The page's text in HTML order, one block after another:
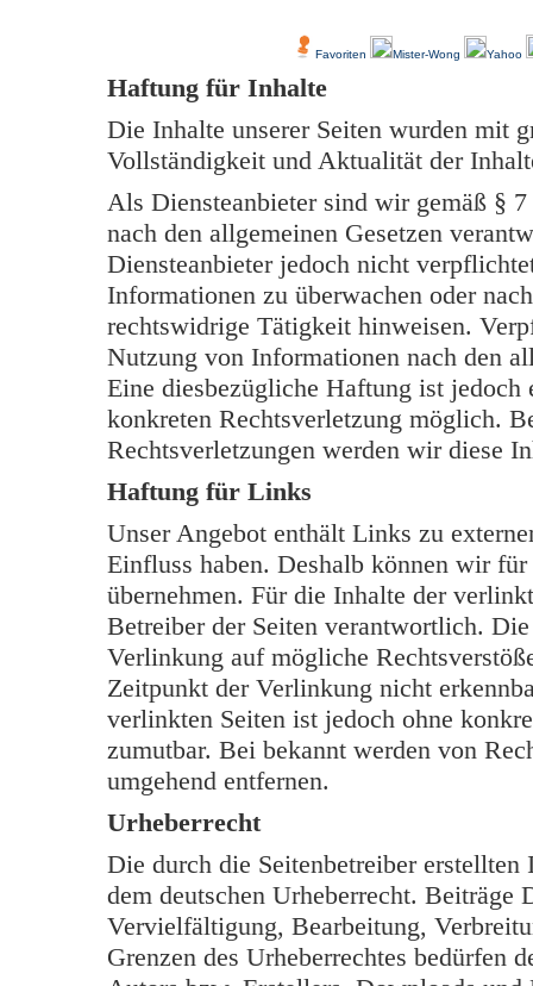
Favoriten Mister-Wong Yahoo
Haftung für Inhalte
Die Inhalte unserer Seiten wurden mit
Vollständigkeit und Aktualität der
Als Diensteanbieter sind wir gemäß §
nach den allgemeinen Gesetzen
Diensteanbieter jedoch nicht
Informationen zu überwachen oder
rechtswidrige Tätigkeit hinweisen.
Nutzung von Informationen nach den
Eine diesbezügliche Haftung ist
konkreten Rechtsverletzung möglich.
Rechtsverletzungen werden wir diese
Haftung für Links
Unser Angebot enthält Links zu
Einfluss haben. Deshalb können wir
übernehmen. Für die Inhalte der
Betreiber der Seiten verantwortlich.
Verlinkung auf mögliche
Zeitpunkt der Verlinkung nicht
verlinkten Seiten ist jedoch ohne
zumutbar. Bei bekannt werden von
umgehend entfernen.
Urheberrecht
Die durch die Seitenbetreiber
dem deutschen Urheberrecht.
Vervielfältigung, Bearbeitung,
Grenzen des Urheberrechtes bedürfen